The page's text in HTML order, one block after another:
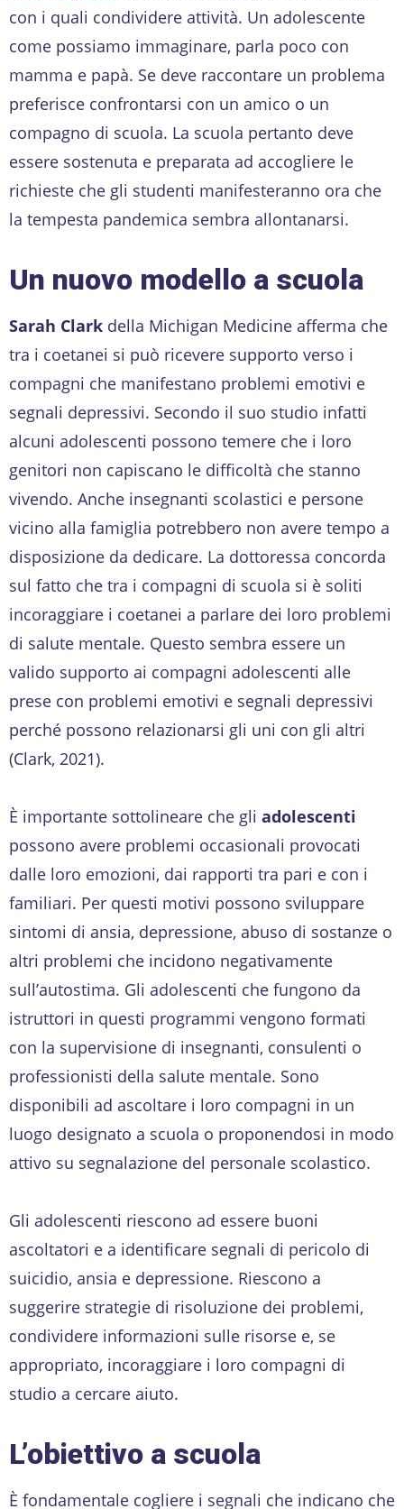
con i quali condividere attività. Un adolescente
come possiamo immaginare, parla poco con
mamma e papà. Se deve raccontare un problema
preferisce confrontarsi con un amico o un
compagno di scuola. La scuola pertanto deve
essere sostenuta e preparata ad accogliere le
richieste che gli studenti manifesteranno ora che
la tempesta pandemica sembra allontanarsi.
Un nuovo modello a scuola
Sarah Clark della Michigan Medicine afferma che
tra i coetanei si può ricevere supporto verso i
compagni che manifestano problemi emotivi e
segnali depressivi. Secondo il suo studio infatti
alcuni adolescenti possono temere che i loro
genitori non capiscano le difficoltà che stanno
vivendo. Anche insegnanti scolastici e persone
vicino alla famiglia potrebbero non avere tempo a
disposizione da dedicare. La dottoressa concorda
sul fatto che tra i compagni di scuola si è soliti
incoraggiare i coetanei a parlare dei loro problemi
di salute mentale. Questo sembra essere un
valido supporto ai compagni adolescenti alle
prese con problemi emotivi e segnali depressivi
perché possono relazionarsi gli uni con gli altri
(Clark, 2021).
È importante sottolineare che gli adolescenti
possono avere problemi occasionali provocati
dalle loro emozioni, dai rapporti tra pari e con i
familiari. Per questi motivi possono sviluppare
sintomi di ansia, depressione, abuso di sostanze o
altri problemi che incidono negativamente
sull’autostima. Gli adolescenti che fungono da
istruttori in questi programmi vengono formati
con la supervisione di insegnanti, consulenti o
professionisti della salute mentale. Sono
disponibili ad ascoltare i loro compagni in un
luogo designato a scuola o proponendosi in modo
attivo su segnalazione del personale scolastico.
Gli adolescenti riescono ad essere buoni
ascoltatori e a identificare segnali di pericolo di
suicidio, ansia e depressione. Riescono a
suggerire strategie di risoluzione dei problemi,
condividere informazioni sulle risorse e, se
appropriato, incoraggiare i loro compagni di
studio a cercare aiuto.
L’obiettivo a scuola
È fondamentale cogliere i segnali che indicano che